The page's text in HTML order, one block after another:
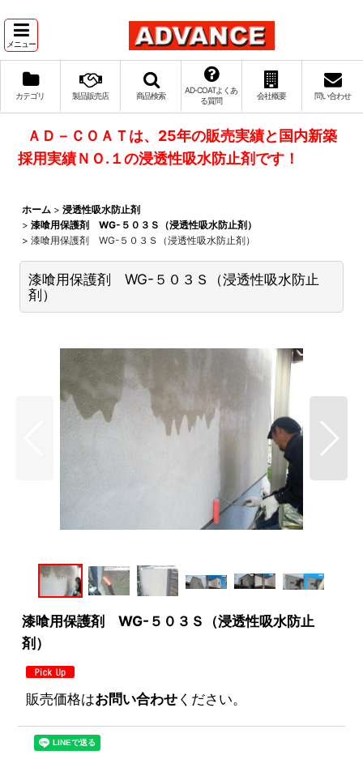
メニュー
カテゴリ 製品販売店 商品検索
AD‐COATよくあ
る質問
会社概要 問い合わせ
ＡＤ－ＣＯＡＴは、25年の販売実績と国内新築
採用実績ＮＯ.１の浸透性吸水防止剤です！
ホーム > 浸透性吸水防止剤
> 漆喰用保護剤 WG-５０３Ｓ（浸透性吸水防止剤）
> 漆喰用保護剤 WG-５０３Ｓ（浸透性吸水防止剤）
漆喰用保護剤 WG-５０３Ｓ（浸透性吸水防止
剤）
漆喰用保護剤 WG-５０３Ｓ（浸透性吸水防止
剤）
販売価格はお問い合わせください。